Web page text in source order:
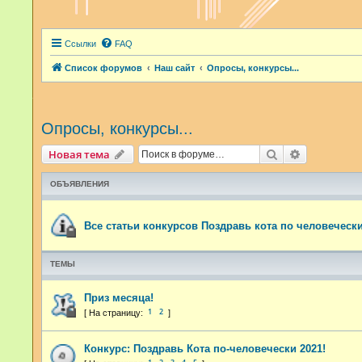
Ссылки FAQ
Список форумов Наш сайт Опросы, конкурсы...
Опросы, конкурсы...
Новая тема Поиск
ОБЪЯВЛЕНИЯ
Все статьи конкурсов Поздравь кота по
ТЕМЫ
Приз месяца!
1 2
Конкурс: Поздравь Кота по-человечески 2021!